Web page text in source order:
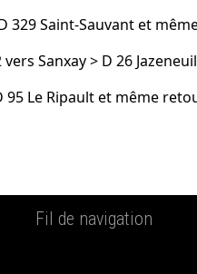
329 Saint-Sauvant et
Sanxay > D 26
95 Le Ripault et même
Fil de navigation